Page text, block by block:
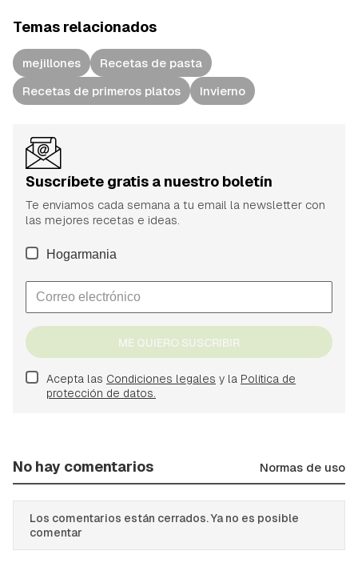
Temas relacionados
mejillones
Recetas de pasta
Recetas de primeros platos
Invierno
Suscríbete gratis a nuestro boletín
Te enviamos cada semana a tu email la newsletter con
las mejores recetas e ideas.
Hogarmania
ME QUIERO SUSCRIBIR
Acepta las Condiciones legales y la Política de
protección de datos.
No hay comentarios Normas de uso
Los comentarios están cerrados. Ya no es posible
comentar